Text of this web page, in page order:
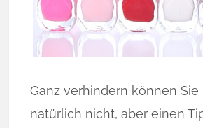
Ganz verhindern können Sie
natürlich nicht, aber einen